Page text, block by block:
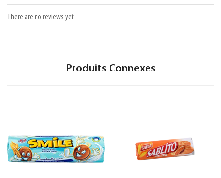
There are no reviews yet.
Produits Connexes